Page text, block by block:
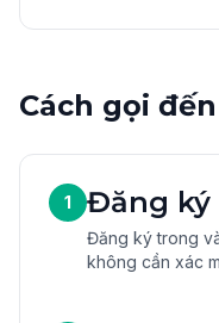
Cách gọi
1 Đăng ký
Đăng ký trong
không cần xác